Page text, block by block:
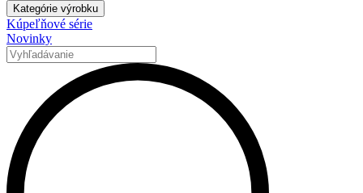
Kategórie výrobku
Kúpeľňové série
Novinky